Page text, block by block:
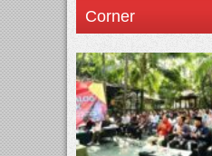
Corner